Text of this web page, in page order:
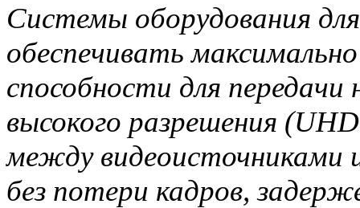
Системы оборудования
обеспечивать
способности для
высокого разрешения
между видеоисточниками
без потери кадров,